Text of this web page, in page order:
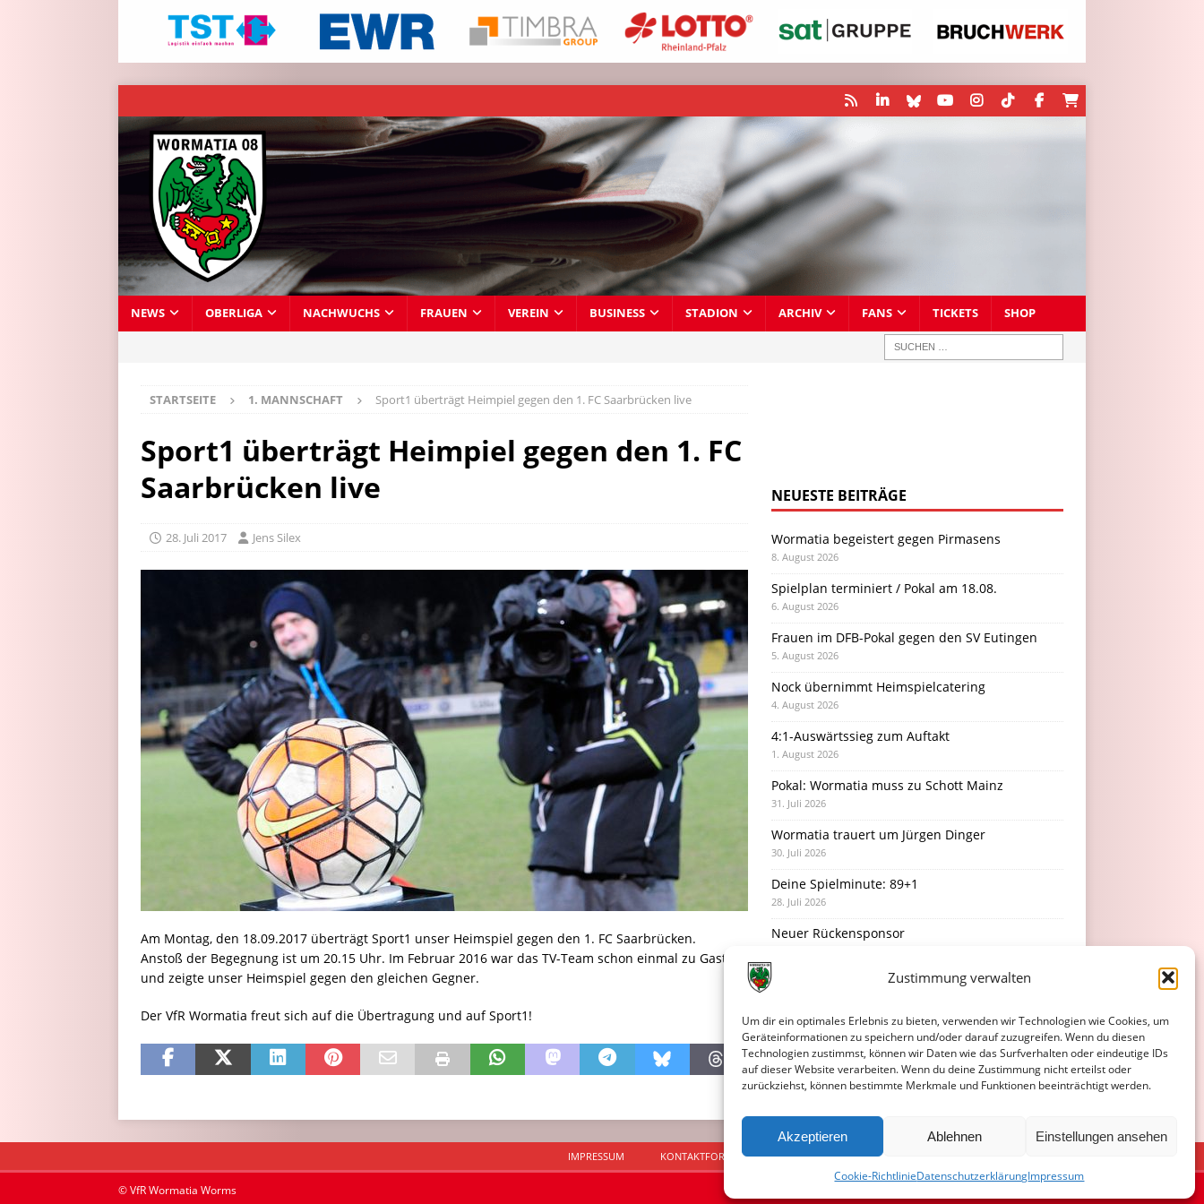
Zustimmung verwalten
Um dir ein optimales Erlebnis zu bieten, verwenden wir Technologien wie Cookies, um
Geräteinformationen zu speichern und/oder darauf zuzugreifen. Wenn du diesen
Technologien zustimmst, können wir Daten wie das Surfverhalten oder eindeutige IDs
auf dieser Website verarbeiten. Wenn du deine Zustimmung nicht erteilst oder
zurückziehst, können bestimmte Merkmale und Funktionen beeinträchtigt werden.
Akzeptieren Ablehnen Einstellungen ansehen
Cookie-RichtlinieDatenschutzerklärungImpressum
NEWS OBERLIGA NACHWUCHS FRAUEN VEREIN BUSINESS STADION ARCHIV FANS TICKETS SHOP
STARTSEITE 1. MANNSCHAFT Sport1 überträgt Heimpiel gegen den 1. FC Saarbrücken live
Sport1 überträgt Heimpiel gegen den 1. FC
Saarbrücken live
28. Juli 2017 Jens Silex
Am Montag, den 18.09.2017 überträgt Sport1 unser Heimspiel gegen den 1. FC Saarbrücken.
Anstoß der Begegnung ist um 20.15 Uhr. Im Februar 2016 war das TV-Team schon einmal zu Gast
und zeigte unser Heimspiel gegen den gleichen Gegner.
Der VfR Wormatia freut sich auf die Übertragung und auf Sport1!
NEUESTE BEITRÄGE
Wormatia begeistert gegen Pirmasens
8. August 2026
Spielplan terminiert / Pokal am 18.08.
6. August 2026
Frauen im DFB-Pokal gegen den SV Eutingen
5. August 2026
Nock übernimmt Heimspielcatering
4. August 2026
4:1-Auswärtssieg zum Auftakt
1. August 2026
Pokal: Wormatia muss zu Schott Mainz
31. Juli 2026
Wormatia trauert um Jürgen Dinger
30. Juli 2026
Deine Spielminute: 89+1
28. Juli 2026
Neuer Rückensponsor
Neue Podcast-Folge: So tickt Björn!
IMPRESSUM KONTAKTFORMULAR DATENSCHUTZERKLÄRUNG
© VfR Wormatia Worms